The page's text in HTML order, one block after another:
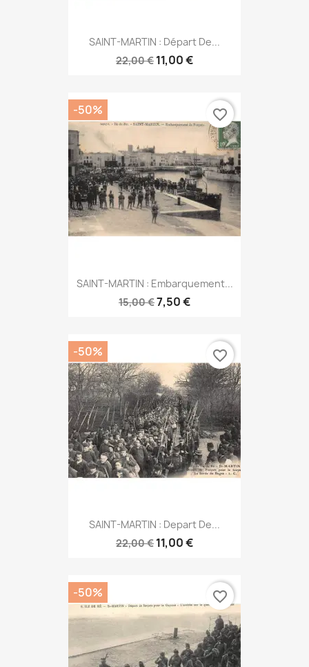
SAINT-MARTIN : Départ De...
22,00 € 11,00 €
SAINT-MARTIN : Embarquement...
15,00 €7,50 €
-50% favorite_border
SAINT-MARTIN : Depart De...
22,00 € 11,00 €
-50% favorite_border
-50% favorite_border